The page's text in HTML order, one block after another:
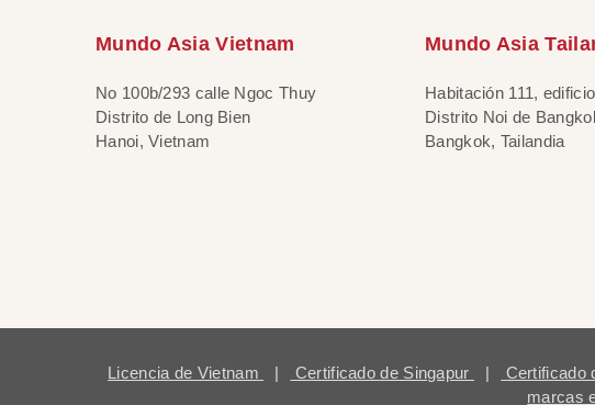
Mundo Asia Vietnam
No 100b/293 calle Ngoc Thuy
Distrito de Long Bien
Hanoi, Vietnam
Mundo Asia
Habitación 111,
Distrito Noi de
Bangkok, Tailandia
Licencia de Vietnam | Certificado de Singapur | Certificado
marcas